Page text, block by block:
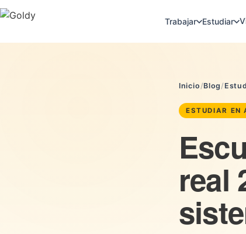
Trabajar Estudiar
Inicio /Blog /
ESTUDIAR EN
real